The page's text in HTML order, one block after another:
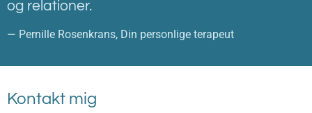
og relationer.
— Pernille Rosenkrans, Din personlige terapeut
Kontakt mig